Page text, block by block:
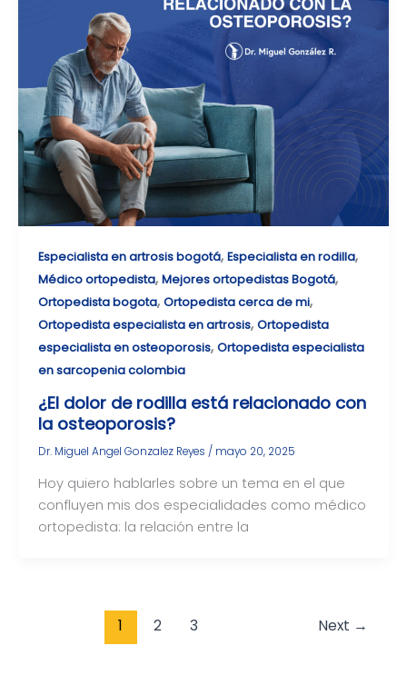
Especialista en artrosis bogotá, Especialista en rodilla,
Médico ortopedista, Mejores ortopedistas Bogotá,
Ortopedista bogota, Ortopedista cerca de mi,
Ortopedista especialista en artrosis, Ortopedista
especialista en osteoporosis, Ortopedista especialista
en sarcopenia colombia
¿El dolor de rodilla está relacionado con
la osteoporosis?
Dr. Miguel Angel Gonzalez Reyes / mayo 20, 2025
Hoy quiero hablarles sobre un tema en el que
confluyen mis dos especialidades como médico
ortopedista: la relación entre la
1 2 3 Next →